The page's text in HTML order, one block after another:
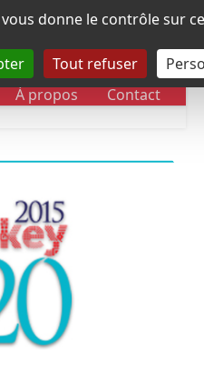
donne le contrôle sur
Tout refuser
CHRONOLOGIE
À propos Contact